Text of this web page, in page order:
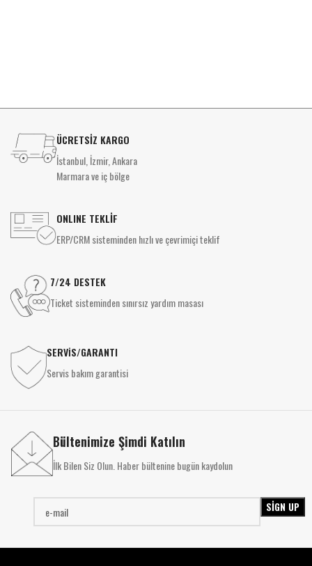
ÜCRETSİZ KARGO
İstanbul, İzmir, Ankara
Marmara ve iç bölge
ONLINE TEKLİF
ERP/CRM sisteminden hızlı ve çevrimiçi teklif
7/24 DESTEK
Ticket sisteminden sınırsız yardım masası
SERVİS/GARANTI
Servis bakım garantisi
Bültenimize Şimdi Katılın
İlk Bilen Siz Olun. Haber bültenine bugün kaydolun